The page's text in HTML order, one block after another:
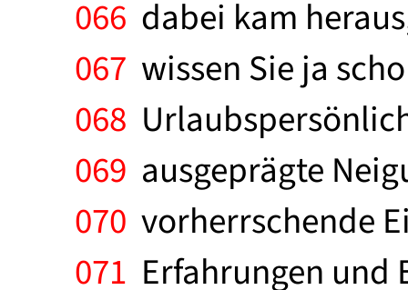
066 dabei kam
067 wissen Sie ja
068
069 ausgeprägte
070 vorherrschende
071 Erfahrungen und